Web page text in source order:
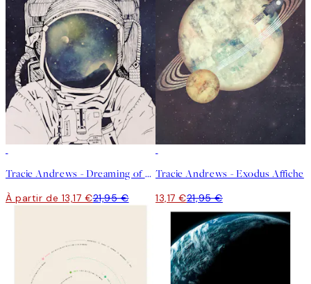
Tracie Andrews - Dreaming of Space Affiche
À partir de 13,17 €21,95 €
Tracie Andrews - Exodus Affiche
13,17 €21,95 €